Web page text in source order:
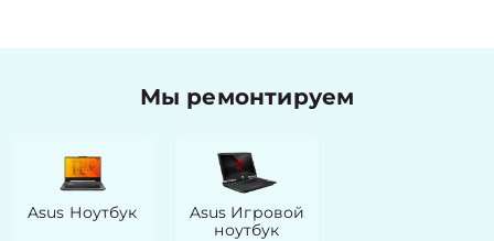
Мы ремонтируем
Asus Ноутбук
Asus Игровой
ноутбук